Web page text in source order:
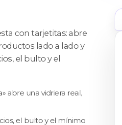
con tarjetitas: abre
lado a lado y
el bulto y el
abre una vidriera real,
el bulto y el mínimo